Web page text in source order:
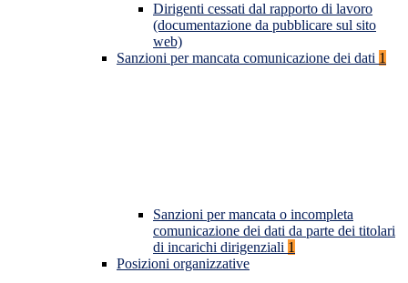
Dirigenti cessati dal rapporto di lavoro
(documentazione da pubblicare sul sito
web)
Sanzioni per mancata comunicazione dei dati 1
Sanzioni per mancata o incompleta
comunicazione dei dati da parte dei titolari
di incarichi dirigenziali 1
Posizioni organizzative